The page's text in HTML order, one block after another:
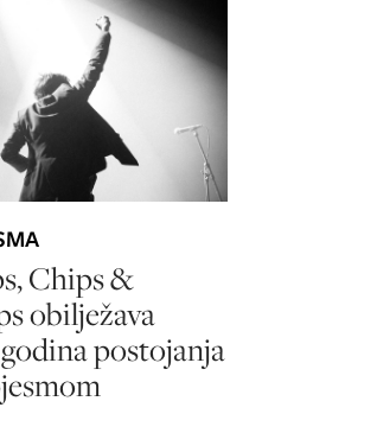
Chips &
obilježava
postojanja